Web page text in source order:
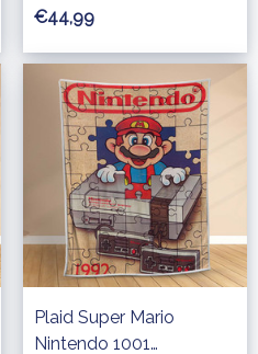
Couverture Polaire Plaid
€44,99
Plaid Super Mario
Nintendo 1001